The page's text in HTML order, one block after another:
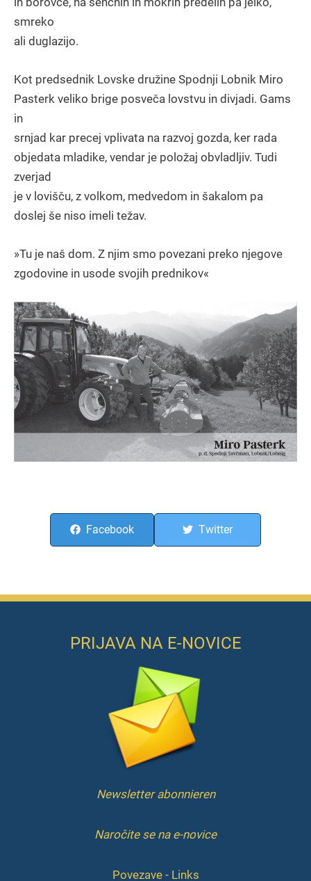
smreko
ali duglazijo.
Kot predsednik Lovske družine Spodnji Lobnik Miro
Pasterk veliko brige posveča lovstvu in divjadi. Gams
in
srnjad kar precej vplivata na razvoj gozda, ker rada
objedata mladike, vendar je položaj obvladljiv. Tudi
zverjad
je v lovišču, z volkom, medvedom in šakalom pa
doslej še niso imeli težav.
»Tu je naš dom. Z njim smo povezani preko njegove
zgodovine in usode svojih prednikov«
Facebook Twitter
PRIJAVA NA E-NOVICE
Newsletter abonnieren
Naročite se na e-novice
Povezave - Links